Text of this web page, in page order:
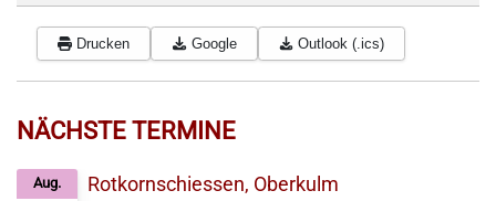
Drucken Google Outlook (.ics)
NÄCHSTE TERMINE
Aug.
Rotkornschiessen, Oberkulm